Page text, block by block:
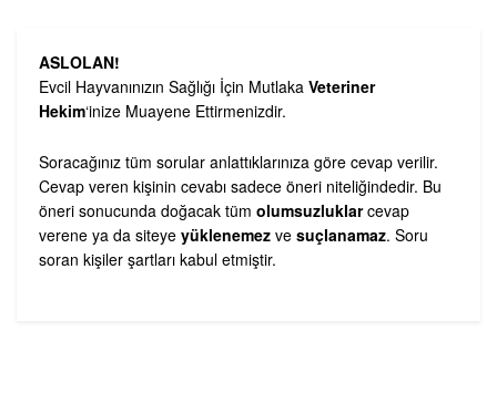
ASLOLAN!
Evcil Hayvanınızın Sağlığı İçin Mutlaka Veteriner
Hekim‘inize Muayene Ettirmenizdir.
Soracağınız tüm sorular anlattıklarınıza göre cevap verilir.
Cevap veren kişinin cevabı sadece öneri niteliğindedir. Bu
öneri sonucunda doğacak tüm olumsuzluklarcevap
verene ya da siteye yüklenemez ve suçlanamaz. Soru
soran kişiler şartları kabul etmiştir.